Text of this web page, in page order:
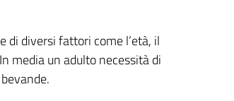
di diversi fattori come l’età, il
media un adulto necessità di